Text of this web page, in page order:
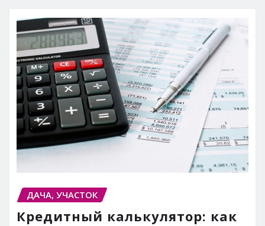
ДАЧА, УЧАСТОК
Кредитный калькулятор: как